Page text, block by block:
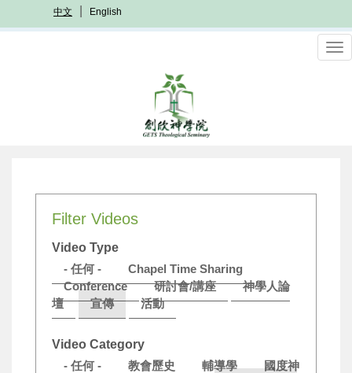
至
中文 English
Filter Videos
Video Type
- 任何 -
Chapel Time Sharing
Conference
研討會/講座
神學人論
壇
宣傳 活動
Video Category
- 任何 -
教會歷史 輔導學
國度神